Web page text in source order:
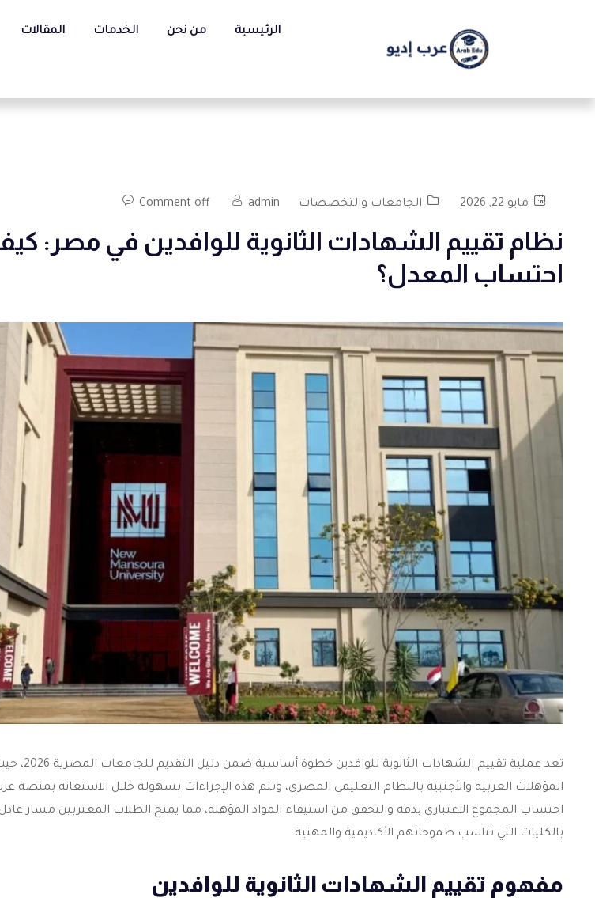
الرئيسية من نحن الخدمات المقالات
مايو 22, 2026 الجامعات والتخصصات admin
Comment off
نظام تقييم الشهادات الثانوية للوافدين في مصر:
احتساب المعدل؟
تعد عملية تقييم الشهادات الثانوية للوافدين
خطوة أساسية
المؤهلات العربية والأجنبية بالنظام التعليمي المصري، وتتم هذه الإجراءات بسهولة خلال الاستعانة بمنصة
احتساب المجموع الاعتباري بدقة والتحقق من استيفاء المواد المؤهلة، مما يمنح الطلاب المغتربين مسار
بالكليات التي تناسب طموحاتهم الأكاديمية والمهنية.
مفهوم تقييم الشهادات الثانوية للوافدين